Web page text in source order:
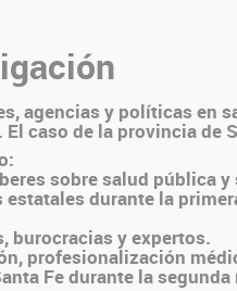
agencias y políticas en
caso de la provincia de
sobre salud pública y
durante la
burocracias y expertos.
profesionalización
Fe durante la